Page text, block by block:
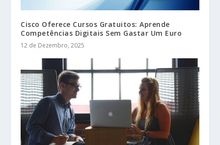
Cisco Oferece Cursos Gratuitos: Aprende
Competências Digitais Sem Gastar Um Euro
12 de Dezembro, 2025